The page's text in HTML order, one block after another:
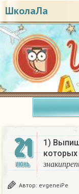
ШколаЛа
21
ИЮНЬ
1)
зн а ки п р е п
и
Автор: evgeneiPe